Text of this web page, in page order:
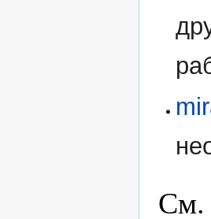
См.